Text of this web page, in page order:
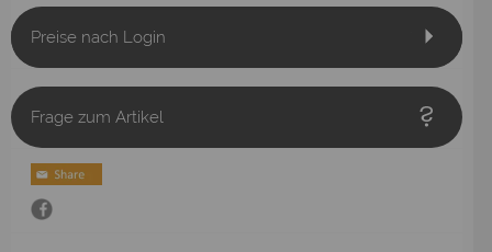
Preise nach Login
Frage zum Artikel